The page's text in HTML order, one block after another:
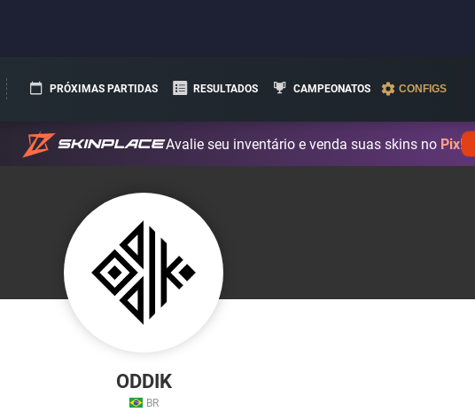
PRÓXIMAS PARTIDAS RESULTADOS CAMPEONATOS CONFIGS
Avalie seu inventário e venda suas skins no Pix!
ODDIK
BR